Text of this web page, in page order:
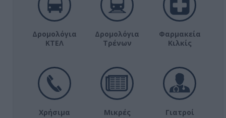
Δρομολόγια
ΚΤΕΛ
Δρομολόγια
Τρένων
Φαρμακεία
Κιλκίς
Χρήσιμα
Μικρές
Γιατροί